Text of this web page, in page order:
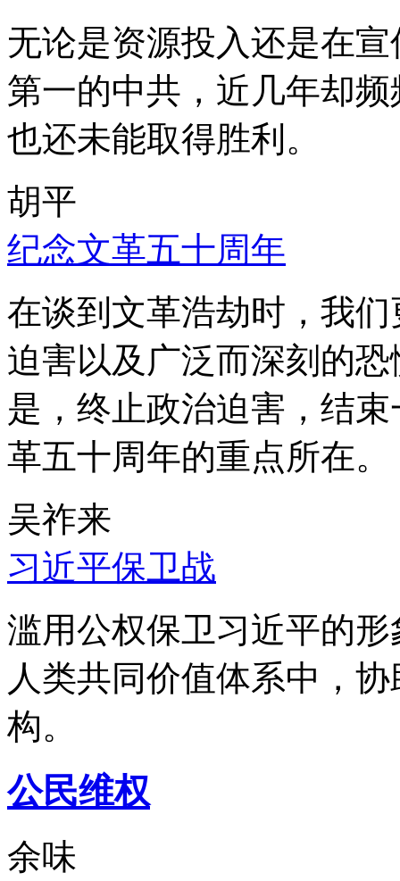
无论是资源投入还是在
第一的中共，近几年却
也还未能取得胜利。
胡平
纪念文革五十周年
在谈到文革浩劫时，我
迫害以及广泛而深刻的
是，终止政治迫害，结
革五十周年的重点所在。
吴祚来
习近平保卫战
滥用公权保卫习近平的
人类共同价值体系中，
构。
公民维权
余味